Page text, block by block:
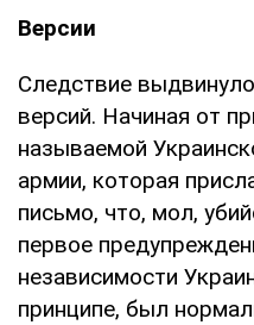
Версии
Следствие
версий. Начиная от
называемой
армии, которая
письмо, что, мол,
первое
независимости
принципе, был